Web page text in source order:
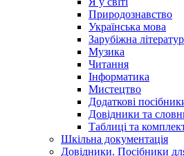
Природознавство
Українська мова
Зарубіжна
Музика
Читання
Інформатика
Мистецтво
Додаткові
Довідники та
Таблиці та
Шкільна документація
Довідники. Посібники